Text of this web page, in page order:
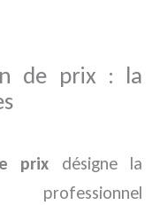
de prix : la
prix désigne la